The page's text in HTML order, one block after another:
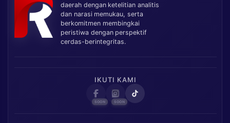
daerah dengan ketelitian analitis
dan narasi memukau, serta
berkomitmen membingkai
peristiwa dengan perspektif
cerdas-berintegritas.
IKUTI KAMI